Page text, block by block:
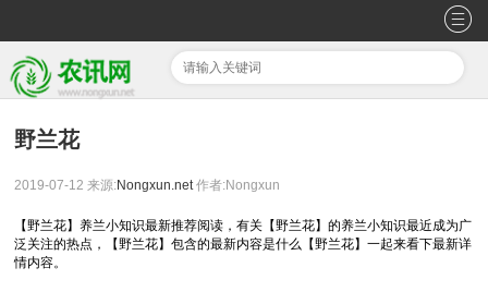
野兰花
2019-07-12 来源:Nongxun.net 作者:Nongxun
【野兰花】养兰小知识最新推荐阅读，有关【野兰花】的养兰小知识最近成为广
泛关注的热点，【野兰花】包含的最新内容是什么【野兰花】一起来看下最新详
情内容。